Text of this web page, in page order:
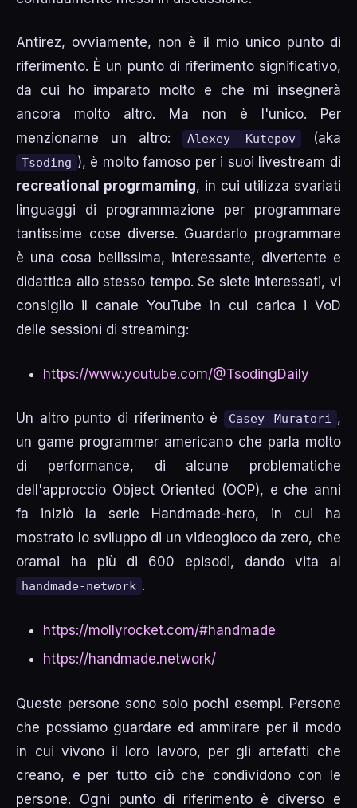
Antirez, ovviamente, non è il mio unico punto di
riferimento. È un punto di riferimento significativo,
da cui ho imparato molto e che mi insegnerà
ancora molto altro. Ma non è l'unico. Per
menzionarne un altro:
Alexey Kutepov (aka
Tsoding ), è molto famoso per i suoi livestream di
recreational progrmaming, in cui utilizza svariati
linguaggi di programmazione per programmare
tantissime cose diverse. Guardarlo programmare
è una cosa bellissima, interessante, divertente e
didattica allo stesso tempo. Se siete interessati, vi
consiglio il canale YouTube in cui carica i VoD
delle sessioni di streaming:
https://www.youtube.com/@TsodingDaily
Un altro punto di riferimento è Casey Muratori ,
un game programmer americano che parla molto
di performance, di alcune problematiche
dell'approccio Object Oriented (OOP), e che anni
fa iniziò la serie Handmade-hero, in cui ha
mostrato lo sviluppo di un videogioco da zero, che
oramai ha più di 600 episodi, dando vita al
handmade-network .
https://mollyrocket.com/#handmade
https://handmade.network/
Queste persone sono solo pochi esempi. Persone
che possiamo guardare ed ammirare per il modo
in cui vivono il loro lavoro, per gli artefatti che
creano, e per tutto ciò che condividono con le
persone. Ogni punto di riferimento è diverso e